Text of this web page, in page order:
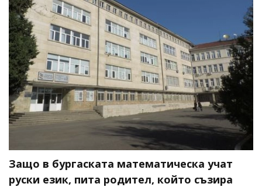
Защо в бургаската математическа учат
руски език, пита родител, който съзира